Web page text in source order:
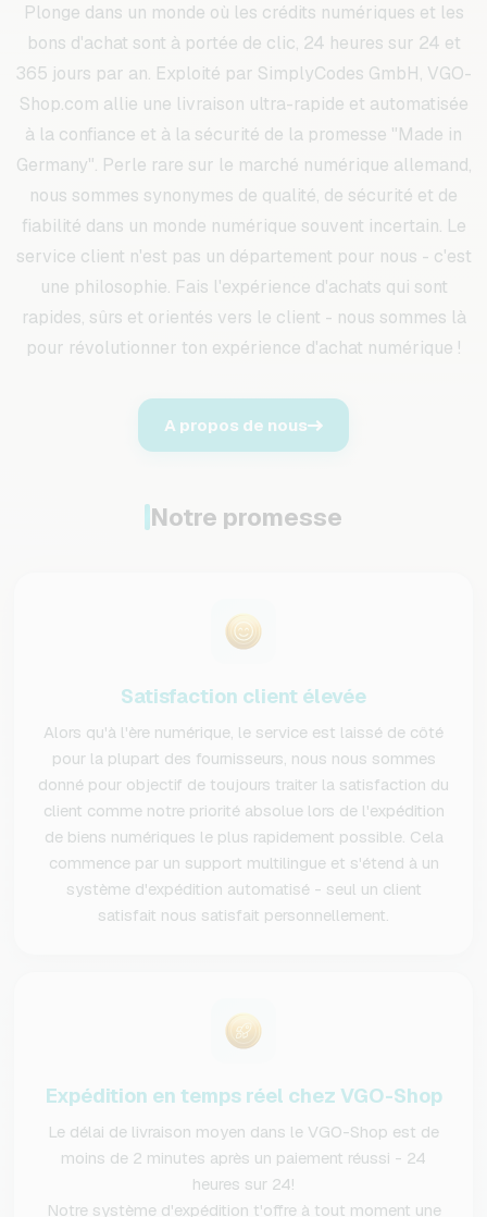
Plonge dans un monde où les crédits numériques et les
bons d'achat sont à portée de clic, 24 heures sur 24 et
365 jours par an. Exploité par SimplyCodes GmbH, VGO-
Shop.com allie une livraison ultra-rapide et automatisée
à la confiance et à la sécurité de la promesse "Made in
Germany". Perle rare sur le marché numérique allemand,
nous sommes synonymes de qualité, de sécurité et de
fiabilité dans un monde numérique souvent incertain. Le
service client n'est pas un département pour nous - c'est
une philosophie. Fais l'expérience d'achats qui sont
rapides, sûrs et orientés vers le client - nous sommes là
pour révolutionner ton expérience d'achat numérique !
A propos de nous
Notre promesse
Satisfaction client élevée
Alors qu'à l'ère numérique, le service est laissé de côté
pour la plupart des fournisseurs, nous nous sommes
donné pour objectif de toujours traiter la satisfaction du
client comme notre priorité absolue lors de l'expédition
de biens numériques le plus rapidement possible. Cela
commence par un support multilingue et s'étend à un
système d'expédition automatisé - seul un client
satisfait nous satisfait personnellement.
Expédition en temps réel chez VGO-Shop
Le délai de livraison moyen dans le VGO-Shop est de
moins de 2 minutes après un paiement réussi - 24
heures sur 24!
Notre système d'expédition t'offre à tout moment une